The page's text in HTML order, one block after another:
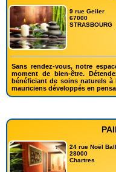
9 rue Geiler
67000
STRASBOURG
Sans rendez-vous, notre
moment de bien-être.
bénéficiant de soins naturels
mauriciens développés en
24 rue Noël
28000
Chartres